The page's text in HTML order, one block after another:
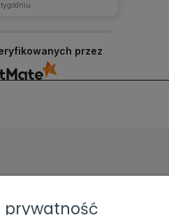
przez
prywatność